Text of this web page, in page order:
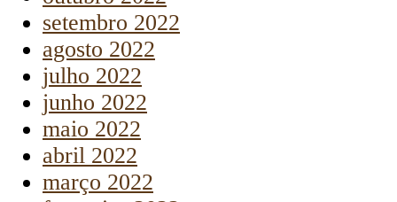
setembro 2022
agosto 2022
julho 2022
junho 2022
maio 2022
abril 2022
março 2022